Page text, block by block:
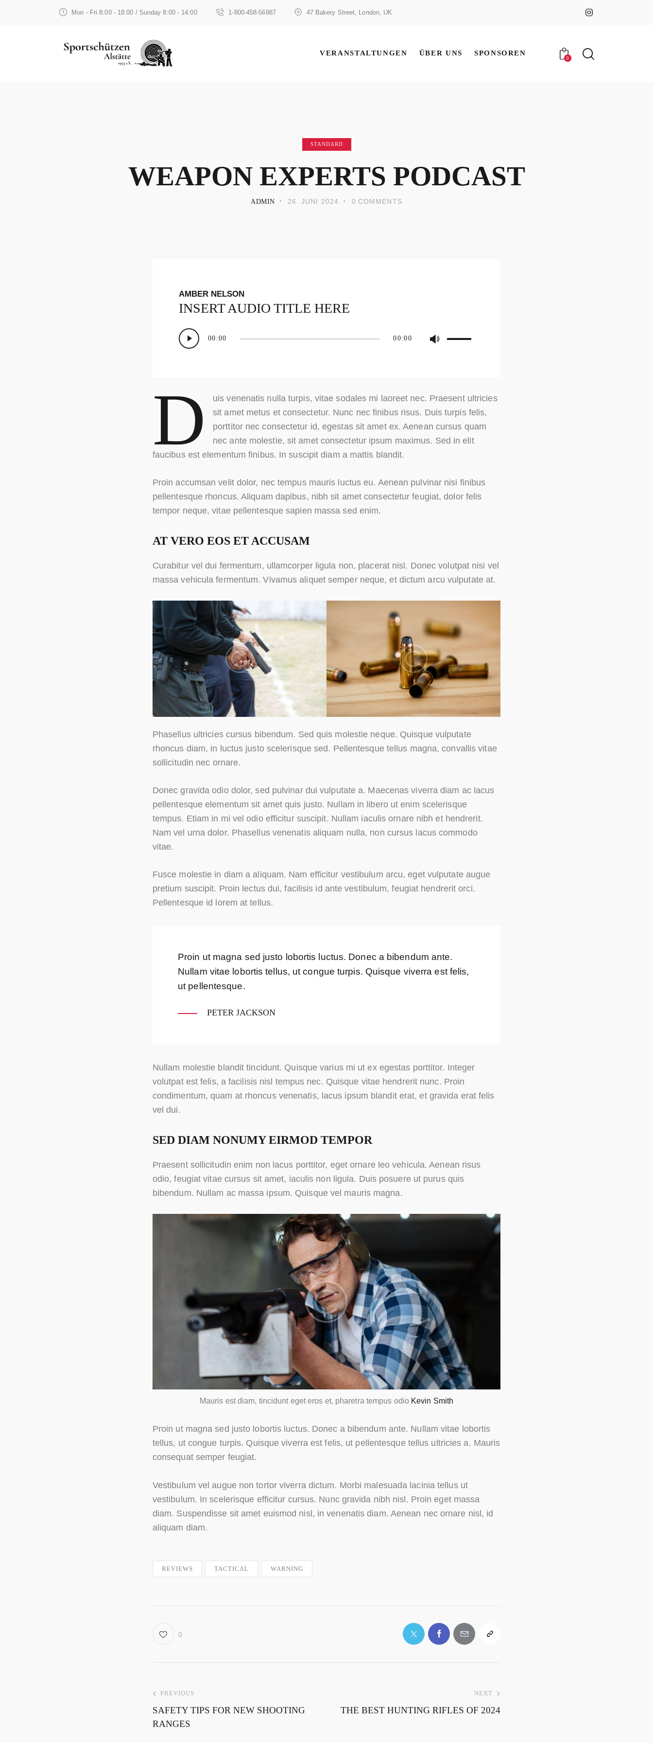
Mon - Fri 8:00 - 18:00 / Sunday 8:00 - 14:00 1-800-458-56987 47 Bakery Street, London, UK
VERANSTALTUNGEN ÜBER UNS SPONSOREN
0
STANDARD
WEAPON EXPERTS PODCAST
ADMIN 26. JUNI 2024 0 COMMENTS
AMBER NELSON
INSERT AUDIO TITLE HERE
Audio-
Player
00:00 00:00
regeln.
D
uis venenatis nulla turpis, vitae sodales mi laoreet nec. Praesent ultricies
sit amet metus et consectetur. Nunc nec finibus risus. Duis turpis felis,
porttitor nec consectetur id, egestas sit amet ex. Aenean cursus quam
nec ante molestie, sit amet consectetur ipsum maximus. Sed in elit
faucibus est elementum finibus. In suscipit diam a mattis blandit.
Proin accumsan velit dolor, nec tempus mauris luctus eu. Aenean pulvinar nisi finibus
pellentesque rhoncus. Aliquam dapibus, nibh sit amet consectetur feugiat, dolor felis
tempor neque, vitae pellentesque sapien massa sed enim.
AT VERO EOS ET ACCUSAM
Curabitur vel dui fermentum, ullamcorper ligula non, placerat nisl. Donec volutpat nisi vel
massa vehicula fermentum. Vivamus aliquet semper neque, et dictum arcu vulputate at.
Phasellus ultricies cursus bibendum. Sed quis molestie neque. Quisque vulputate
rhoncus diam, in luctus justo scelerisque sed. Pellentesque tellus magna, convallis vitae
sollicitudin nec ornare.
Donec gravida odio dolor, sed pulvinar dui vulputate a. Maecenas viverra diam ac lacus
pellentesque elementum sit amet quis justo. Nullam in libero ut enim scelerisque
tempus. Etiam in mi vel odio efficitur suscipit. Nullam iaculis ornare nibh et hendrerit.
Nam vel urna dolor. Phasellus venenatis aliquam nulla, non cursus lacus commodo
vitae.
Fusce molestie in diam a aliquam. Nam efficitur vestibulum arcu, eget vulputate augue
pretium suscipit. Proin lectus dui, facilisis id ante vestibulum, feugiat hendrerit orci.
Pellentesque id lorem at tellus.
Proin ut magna sed justo lobortis luctus. Donec a bibendum ante.
Nullam vitae lobortis tellus, ut congue turpis. Quisque viverra est felis,
ut pellentesque.
PETER JACKSON
Nullam molestie blandit tincidunt. Quisque varius mi ut ex egestas porttitor. Integer
volutpat est felis, a facilisis nisl tempus nec. Quisque vitae hendrerit nunc. Proin
condimentum, quam at rhoncus venenatis, lacus ipsum blandit erat, et gravida erat felis
vel dui.
SED DIAM NONUMY EIRMOD TEMPOR
Praesent sollicitudin enim non lacus porttitor, eget ornare leo vehicula. Aenean risus
odio, feugiat vitae cursus sit amet, iaculis non ligula. Duis posuere ut purus quis
bibendum. Nullam ac massa ipsum. Quisque vel mauris magna.
Mauris est diam, tincidunt eget eros et, pharetra tempus odio Kevin Smith
Proin ut magna sed justo lobortis luctus. Donec a bibendum ante. Nullam vitae lobortis
tellus, ut congue turpis. Quisque viverra est felis, ut pellentesque tellus ultricies a. Mauris
consequat semper feugiat.
Vestibulum vel augue non tortor viverra dictum. Morbi malesuada lacinia tellus ut
vestibulum. In scelerisque efficitur cursus. Nunc gravida nibh nisl. Proin eget massa
diam. Suspendisse sit amet euismod nisl, in venenatis diam. Aenean nec ornare nisl, id
aliquam diam.
REVIEWS TACTICAL WARNING
0
PREVIOUS
SAFETY TIPS FOR NEW SHOOTING
RANGES
NEXT
THE BEST HUNTING RIFLES OF 2024